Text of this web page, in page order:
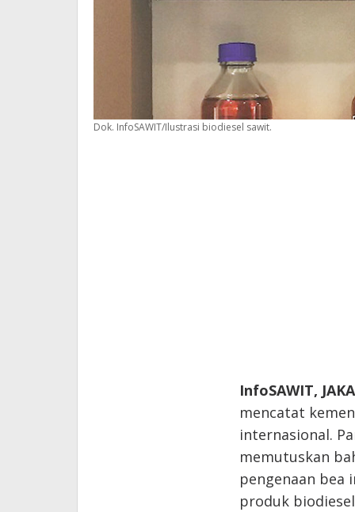
Dok. InfoSAWIT/Ilustrasi biodiesel sawit.
InfoSAWIT,
mencatat
internasional.
memutuskan
pengenaan bea
produk